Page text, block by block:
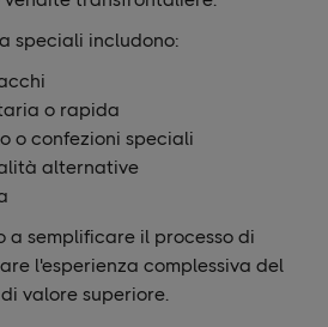
speciali includono:
o rapida
o confezioni speciali
alternative
a semplificare il processo di
l'esperienza complessiva del
valore superiore.